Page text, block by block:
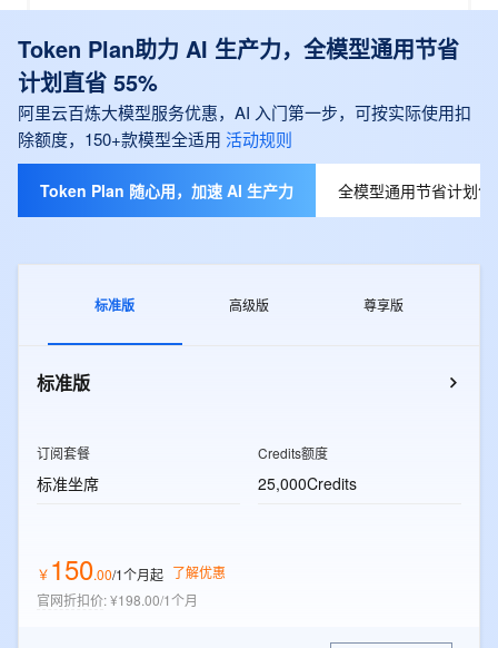
Token Plan助力 AI 生产力，全模型通用节省
计划直省 55%
阿里云百炼大模型服务优惠，AI 入门第一步，可按实际使用扣
除额度，150+款模型全适用 活动规则
Token Plan 随心用，加速 AI 生产力 全模型通用节省计划
标准版 高级版 尊享版
标准版
订阅套餐
标准坐席
Credits额度
25,000Credits
￥ 150.00/1个月起 了解优惠
官网折扣价:¥198.00/1个月